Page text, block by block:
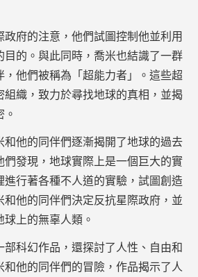
府的注意，他們試圖控制他並利用
目的。與此同時，喬米也結識了一群
，他們被稱為「超能力者」。這些超
組織，致力於尋找地球的真相，並揭
和他的同伴們逐漸揭開了地球的過去
們發現，地球實際上是一個巨大的實
進行著各種不人道的實驗，試圖創造
和他的同伴們決定反抗星際政府，並
上的無辜人類。
部科幻作品，還探討了人性、自由和
他的同伴們的冒險，作品揭示了人